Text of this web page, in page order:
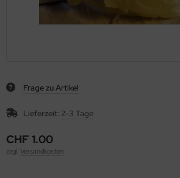
Frage zu Artikel
Lieferzeit: 2-3 Tage
CHF 1.00
zzgl. Versandkosten